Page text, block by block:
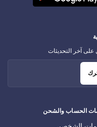
الحساب والشحن
آخر التحديثات